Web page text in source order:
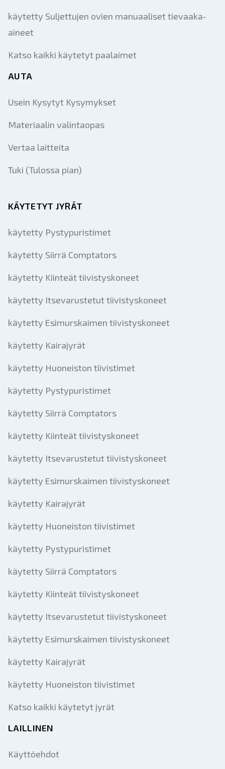
käytetty Suljettujen ovien manuaaliset tievaaka-
aineet
Katso kaikki käytetyt paalaimet
AUTA
Usein Kysytyt Kysymykset
Materiaalin valintaopas
Vertaa laitteita
Tuki (Tulossa pian)
KÄYTETYT JYRÄT
käytetty Pystypuristimet
käytetty Siirrä Comptators
käytetty Kiinteät tiivistyskoneet
käytetty Itsevarustetut tiivistyskoneet
käytetty Esimurskaimen tiivistyskoneet
käytetty Kairajyrät
käytetty Huoneiston tiivistimet
käytetty Pystypuristimet
käytetty Siirrä Comptators
käytetty Kiinteät tiivistyskoneet
käytetty Itsevarustetut tiivistyskoneet
käytetty Esimurskaimen tiivistyskoneet
käytetty Kairajyrät
käytetty Huoneiston tiivistimet
käytetty Pystypuristimet
käytetty Siirrä Comptators
käytetty Kiinteät tiivistyskoneet
käytetty Itsevarustetut tiivistyskoneet
käytetty Esimurskaimen tiivistyskoneet
käytetty Kairajyrät
käytetty Huoneiston tiivistimet
Katso kaikki käytetyt jyrät
LAILLINEN
Käyttöehdot